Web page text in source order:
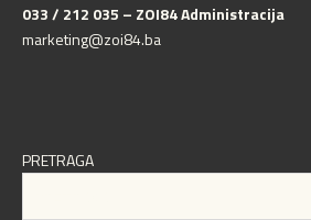
033 / 212 035 – ZOI84 Administracija
marketing@zoi84.ba
PRETRAGA